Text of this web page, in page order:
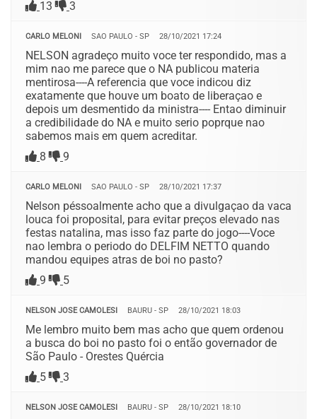
13 3
CARLO MELONI SAO PAULO - SP 28/10/2021 17:24
NELSON agradeço muito voce ter respondido, mas a
mim nao me parece que o NA publicou materia
mentirosa----A referencia que voce indicou diz
exatamente que houve um boato de liberaçao e
depois um desmentido da ministra---- Entao diminuir
a credibilidade do NA e muito serio poprque nao
sabemos mais em quem acreditar.
8
9
CARLO MELONI SAO PAULO - SP 28/10/2021 17:37
Nelson péssoalmente acho que a divulgaçao da vaca
louca foi proposital, para evitar preços elevado nas
festas natalina, mas isso faz parte do jogo----Voce
nao lembra o periodo do DELFIM NETTO quando
mandou equipes atras de boi no pasto?
9
5
NELSON JOSE CAMOLESI BAURU - SP 28/10/2021 18:03
Me lembro muito bem mas acho que quem ordenou
a busca do boi no pasto foi o então governador de
São Paulo - Orestes Quércia
5
3
NELSON JOSE CAMOLESI BAURU - SP 28/10/2021 18:10